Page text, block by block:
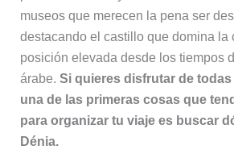
museos que merecen la pena ser
destacando el castillo que domina la
posición elevada desde los tiempos
árabe. Si quieres disfrutar de
una de las primeras cosas que
para organizar tu viaje es buscar
Dénia.